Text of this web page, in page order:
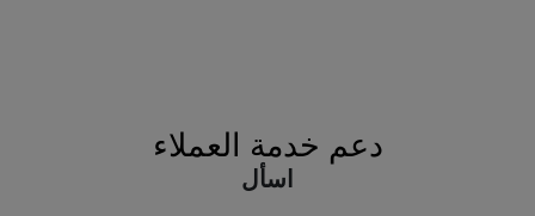
دعم خدمة العملاء
اسأل